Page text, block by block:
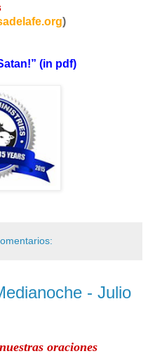
)
(in pdf)
- Julio
oraciones